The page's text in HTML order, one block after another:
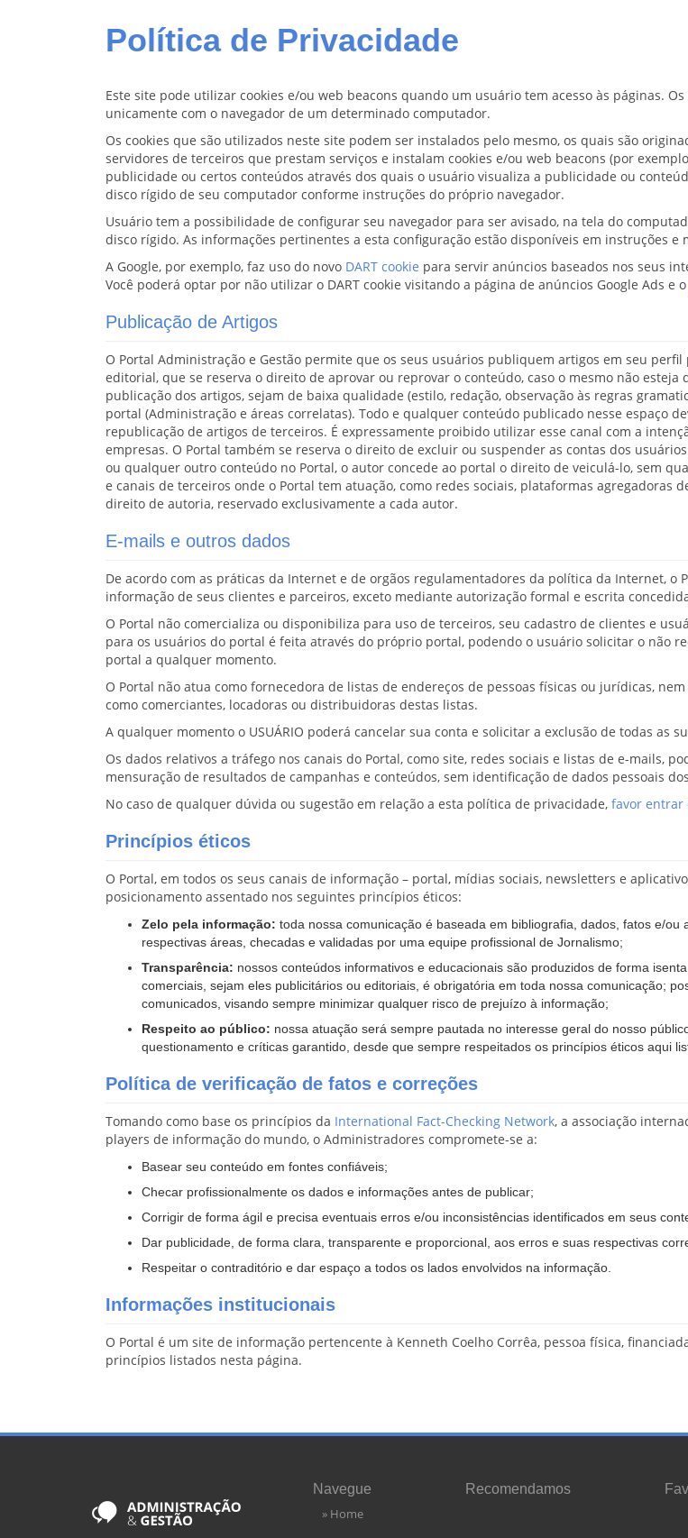
Política de Privacidade
Este site pode utilizar cookies e/ou web beacons quando um usuário tem acesso às páginas.
unicamente com o navegador de um determinado computador.
Os cookies que são utilizados neste site podem ser instalados pelo mesmo, os quais são
servidores de terceiros que prestam serviços e instalam cookies e/ou web beacons (por
publicidade ou certos conteúdos através dos quais o usuário visualiza a publicidade ou
disco rígido de seu computador conforme instruções do próprio navegador.
Usuário tem a possibilidade de configurar seu navegador para ser avisado, na tela do
disco rígido. As informações pertinentes a esta configuração estão disponíveis em instruções e
A Google, por exemplo, faz uso do novo DART cookie para servir anúncios baseados nos seus
Você poderá optar por não utilizar o DART cookie visitando a página de anúncios Google Ads e o
Publicação de Artigos
O Portal Administração e Gestão permite que os seus usuários publiquem artigos em seu
editorial, que se reserva o direito de aprovar ou reprovar o conteúdo, caso o mesmo não
publicação dos artigos, sejam de baixa qualidade (estilo, redação, observação às regras
portal (Administração e áreas correlatas). Todo e qualquer conteúdo publicado nesse espaço
republicação de artigos de terceiros. É expressamente proibido utilizar esse canal com a
empresas. O Portal também se reserva o direito de excluir ou suspender as contas dos
ou qualquer outro conteúdo no Portal, o autor concede ao portal o direito de veiculá-lo, sem
e canais de terceiros onde o Portal tem atuação, como redes sociais, plataformas agregadoras
direito de autoria, reservado exclusivamente a cada autor.
E-mails e outros dados
De acordo com as práticas da Internet e de orgãos regulamentadores da política da Internet,
informação de seus clientes e parceiros, exceto mediante autorização formal e escrita
O Portal não comercializa ou disponibiliza para uso de terceiros, seu cadastro de clientes e
para os usuários do portal é feita através do próprio portal, podendo o usuário solicitar o não
portal a qualquer momento.
O Portal não atua como fornecedora de listas de endereços de pessoas físicas ou jurídicas,
como comerciantes, locadoras ou distribuidoras destas listas.
A qualquer momento o USUÁRIO poderá cancelar sua conta e solicitar a exclusão de todas as
Os dados relativos a tráfego nos canais do Portal, como site, redes sociais e listas de e-mails,
mensuração de resultados de campanhas e conteúdos, sem identificação de dados pessoais
No caso de qualquer dúvida ou sugestão em relação a esta política de privacidade, favor entrar
Princípios éticos
O Portal, em todos os seus canais de informação – portal, mídias sociais, newsletters e
posicionamento assentado nos seguintes princípios éticos:
Zelo pela informação: toda nossa comunicação é baseada em bibliografia, dados, fatos e/
respectivas áreas, checadas e validadas por uma equipe profissional de Jornalismo;
Transparência: nossos conteúdos informativos e educacionais são produzidos de forma
comerciais, sejam eles publicitários ou editoriais, é obrigatória em toda nossa comunicação;
comunicados, visando sempre minimizar qualquer risco de prejuízo à informação;
Respeito ao público: nossa atuação será sempre pautada no interesse geral do nosso
questionamento e críticas garantido, desde que sempre respeitados os princípios éticos aqui
Política de verificação de fatos e correções
Tomando como base os princípios da International Fact-Checking Network, a associação
players de informação do mundo, o Administradores compromete-se a:
Basear seu conteúdo em fontes confiáveis;
Checar profissionalmente os dados e informações antes de publicar;
Corrigir de forma ágil e precisa eventuais erros e/ou inconsistências identificados em seus
Dar publicidade, de forma clara, transparente e proporcional, aos erros e suas respectivas
Respeitar o contraditório e dar espaço a todos os lados envolvidos na informação.
Informações institucionais
O Portal é um site de informação pertencente à Kenneth Coelho Corrêa, pessoa física,
princípios listados nesta página.
Navegue
» Home
Recomendamos